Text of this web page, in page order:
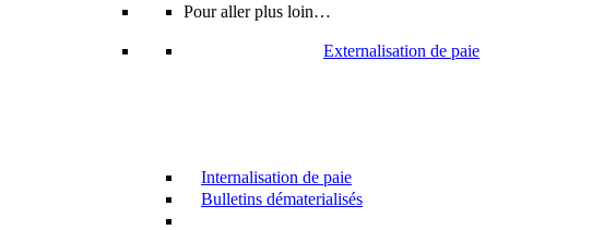
Pour aller plus loin…
Externalisation de paie
Internalisation de paie
Bulletins dématerialisés